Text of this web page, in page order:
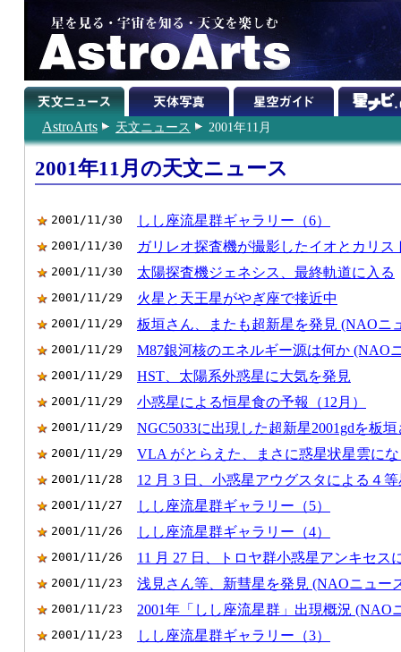
AstroArts 天文ニュース 2001年11月
2001年11月の天文ニュース
2001/11/30 しし座流星群ギャラリー（6）
2001/11/30 ガリレオ探査機が撮影したイオとカリス
2001/11/30 太陽探査機ジェネシス、最終軌道に入る
2001/11/29 火星と天王星がやぎ座で接近中
2001/11/29 板垣さん、またも超新星を発見 (NAOニ
2001/11/29 M87銀河核のエネルギー源は何か (NAO
2001/11/29 HST、太陽系外惑星に大気を発見
2001/11/29 小惑星による恒星食の予報（12月）
2001/11/29 NGC5033に出現した超新星2001gdを板
2001/11/29 VLA がとらえた、まさに惑星状星雲に
2001/11/28 12 月 3 日、小惑星アウグスタによる４
2001/11/27 しし座流星群ギャラリー（5）
2001/11/26 しし座流星群ギャラリー（4）
2001/11/26 11 月 27 日、トロヤ群小惑星アンキセス
2001/11/23 浅見さん等、新彗星を発見 (NAOニュー
2001/11/23 2001年「しし座流星群」出現概況 (NAO
2001/11/23 しし座流星群ギャラリー（3）